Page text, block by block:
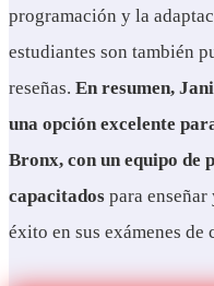
programación y la
estudiantes son también
reseñas. En resumen,
una opción excelente
Bronx, con un equipo de
capacitados para
éxito en sus exámenes de